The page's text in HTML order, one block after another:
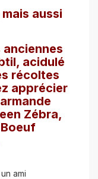
aussi
acidulé
récoltes
apprécier
Zébra,
ami